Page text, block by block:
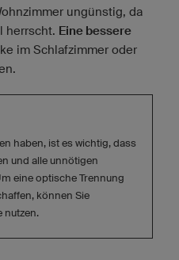
ungünstig, da
herrscht. Eine bessere
im Schlafzimmer oder
haben, ist es wichtig, dass
und alle unnötigen
eine optische Trennung
können Sie
nutzen.